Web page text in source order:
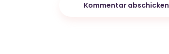
Kommentar abschicken